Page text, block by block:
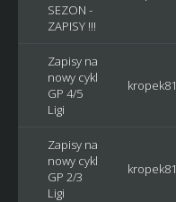
SEZON -
ZAPISY !!!
Zapisy na
nowy cykl
GP 4/5
Ligi
kropek81
Zapisy na
nowy cykl
GP 2/3
Ligi
kropek81